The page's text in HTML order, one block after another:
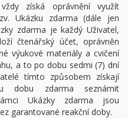
získá oprávnění využít
Ukázku zdarma (dále jen
zdarma je každý Uživatel,
čtenářský účet, oprávněn
výukové materiály a cvičení
a to po dobu sedmi (7) dní
tímto způsobem získají
dobu zdarma seznámit
Ukázky zdarma jsou
garantované reakční doby.